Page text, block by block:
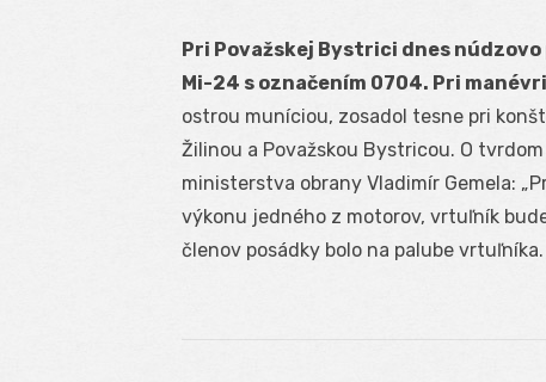
Pri Považskej Bystrici dnes
Mi-24 s označením 0704. Pri
ostrou muníciou, zosadol tesne pri
Žilinou a Považskou Bystricou. O
ministerstva obrany Vladimír Gemela:
výkonu jedného z motorov, vrtuľník
členov posádky bolo na palube vrtuľníka.